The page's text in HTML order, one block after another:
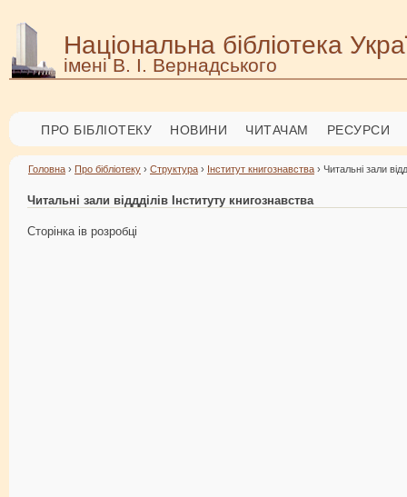
Національна бібліотека
імені В. І. Вернадського
ПРО БІБЛІОТЕКУ НОВИНИ ЧИТАЧАМ РЕСУРСИ
Головна › Про бібліотеку › Структура › Інститут книгознавства › Читальні зали
Читальні зали віддділів Інституту книгознавства
Сторінка ів розробці